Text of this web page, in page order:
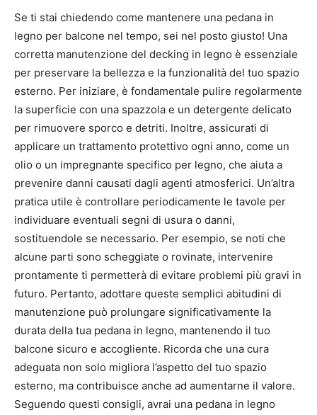
Se ti stai chiedendo come mantenere una pedana in
legno per balcone nel tempo, sei nel posto giusto! Una
corretta manutenzione del decking in legno è essenziale
per preservare la bellezza e la funzionalità del tuo spazio
esterno. Per iniziare, è fondamentale pulire regolarmente
la superficie con una spazzola e un detergente delicato
per rimuovere sporco e detriti. Inoltre, assicurati di
applicare un trattamento protettivo ogni anno, come un
olio o un impregnante specifico per legno, che aiuta a
prevenire danni causati dagli agenti atmosferici. Un’altra
pratica utile è controllare periodicamente le tavole per
individuare eventuali segni di usura o danni,
sostituendole se necessario. Per esempio, se noti che
alcune parti sono scheggiate o rovinate, intervenire
prontamente ti permetterà di evitare problemi più gravi in
futuro. Pertanto, adottare queste semplici abitudini di
manutenzione può prolungare significativamente la
durata della tua pedana in legno, mantenendo il tuo
balcone sicuro e accogliente. Ricorda che una cura
adeguata non solo migliora l’aspetto del tuo spazio
esterno, ma contribuisce anche ad aumentarne il valore.
Seguendo questi consigli, avrai una pedana in legno